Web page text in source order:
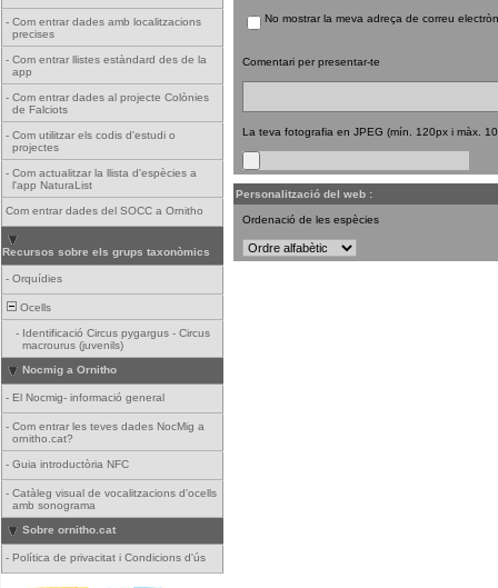
- Com entrar dades amb localitzacions
precises
- Com entrar llistes estàndard des de la
app
- Com entrar dades al projecte Colònies
de Falciots
- Com utilitzar els codis d'estudi o
projectes
- Com actualitzar la llista d'espècies a
l'app NaturaList
Com entrar dades del SOCC a Ornitho
Recursos sobre els grups taxonòmics
- Orquídies
Ocells
- Identificació Circus pygargus - Circus
macrourus (juvenils)
Nocmig a Ornitho
- El Nocmig- informació general
- Com entrar les teves dades NocMig a
ornitho.cat?
- Guia introductòria NFC
- Catàleg visual de vocalitzacions d'ocells
amb sonograma
Sobre ornitho.cat
- Política de privacitat i Condicions d'ús
No mostrar la meva adreça de correu
Comentari per presentar-te
La teva fotografia en JPEG (mín. 120px i màx.
Personalització del web :
Ordenació de les espècies